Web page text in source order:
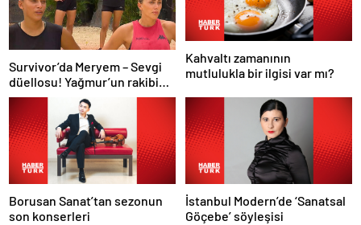
Survivor’da Meryem – Sevgi
düellosu! Yağmur’un rakibi
belli oldu
Kahvaltı zamanının
mutlulukla bir ilgisi var mı?
Borusan Sanat’tan sezonun
son konserleri
İstanbul Modern’de ‘Sanatsal
Göçebe’ söyleşisi